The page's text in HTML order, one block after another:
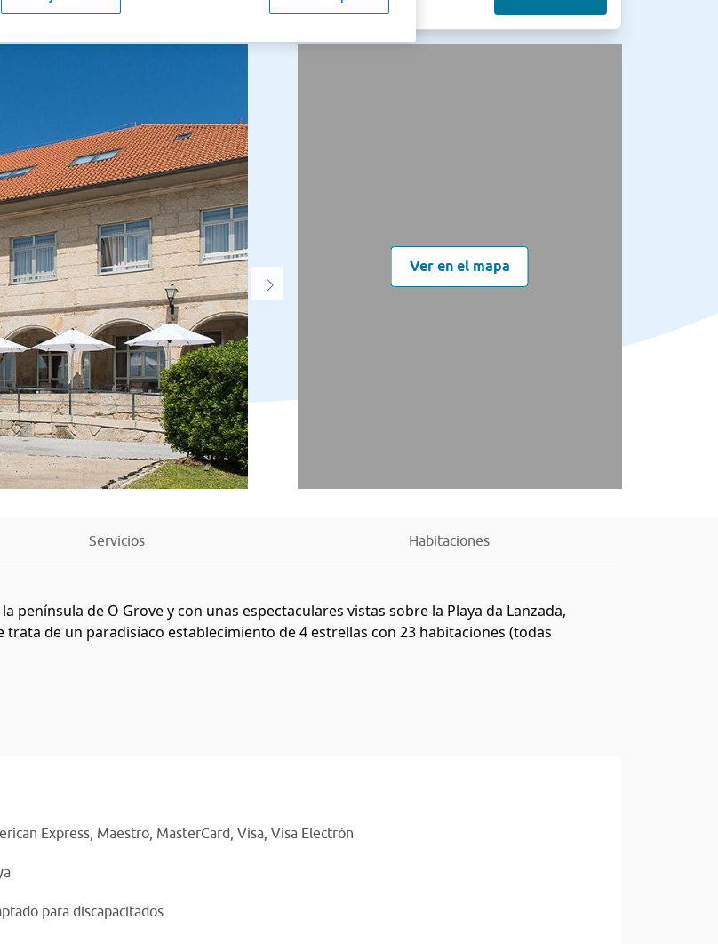
Ver en el mapa
Servicios Habitaciones
península de O Grove y con unas espectaculares vistas sobre la Playa da Lanzada,
de un paradisíaco establecimiento de 4 estrellas con 23 habitaciones (todas
Express, Maestro, MasterCard, Visa, Visa Electrón
para discapacitados